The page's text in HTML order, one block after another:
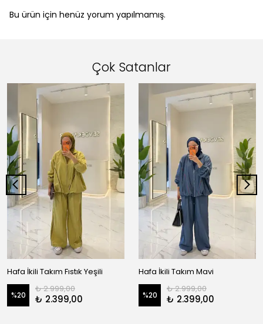
Bu ürün için henüz yorum yapılmamış.
Çok Satanlar
Hafa İkili Takım Fıstık Yeşili
%20
₺ 2.999,00
₺ 2.399,00
Hafa İkili Takım Mavi
%20
₺ 2.999,00
₺ 2.399,00